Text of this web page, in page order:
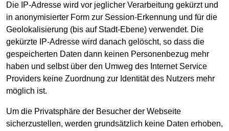
Die IP-Adresse wird vor jeglicher Verarbeitung gekürzt und
in anonymisierter Form zur Session-Erkennung und für die
Geolokalisierung (bis auf Stadt-Ebene) verwendet. Die
gekürzte IP-Adresse wird danach gelöscht, so dass die
gespeicherten Daten dann keinen Personenbezug mehr
haben und selbst über den Umweg des Internet Service
Providers keine Zuordnung zur Identität des Nutzers mehr
möglich ist.
Um die Privatsphäre der Besucher der Webseite
sicherzustellen, werden grundsätzlich keine Daten erhoben,